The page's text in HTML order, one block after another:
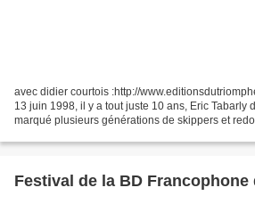
avec didier courtois :http://
13 juin 1998, il y a tout juste 10 ans, Eric Tabarly
marqué plusieurs générations de skippers et